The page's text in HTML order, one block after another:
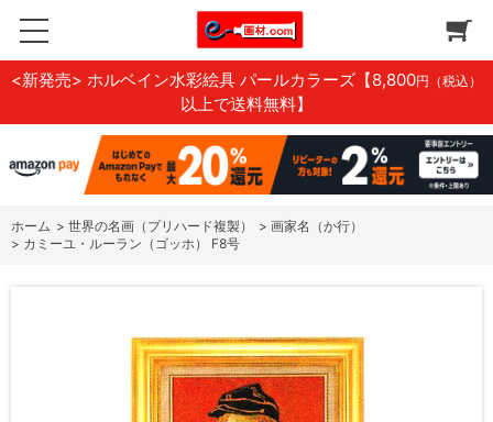
<新発売> ホルベイン水彩絵具 パールカラーズ 【8,800円（税込）
以上で送料無料】
ホーム > 世界の名画（プリハード複製） > 画家名（か行）
> カミーユ・ルーラン（ゴッホ） F8号